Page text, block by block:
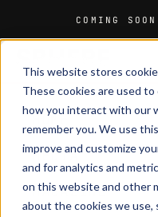
This website stores
These cookies are used
how you interact with our
remember you. We use
improve and customize
and for analytics and
on this website and other
about the cookies we use,
HOME
MEDIA
MAGAZINE